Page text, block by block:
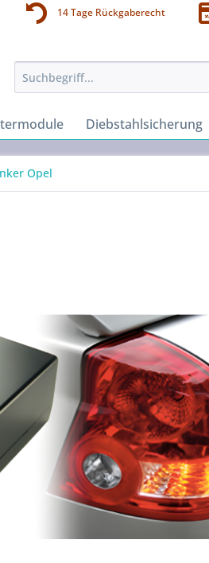
14 Tage Rückgaberecht
Diebstahlsicherung
Opel